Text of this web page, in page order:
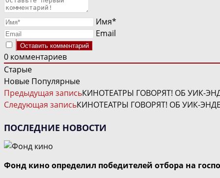
Имя*
Email
0 комментариев
Старые
Новые Популярные
ЧИТАТЬ
ДАЛЕЕ
СТАТЬИ
Предыдущая записьКИНОТЕАТРЫ ГОВОРЯТ! ОБ УИК-
Следующая записьКИНОТЕАТРЫ ГОВОРЯТ! ОБ УИК-
ПОСЛЕДНИЕ НОВОСТИ
Фонд кино определил победителей отбора на